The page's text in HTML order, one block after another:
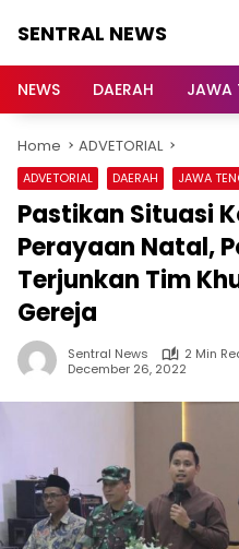
SENTRAL NEWS
NEWS
NEWS DAERAH JAWA
Home ADVETORIAL
ADVETORIAL DAERAH JAWA
Pastikan Situasi
Perayaan Natal,
Terjunkan Tim
Gereja
Sentral News
2 Min
December 26, 2022